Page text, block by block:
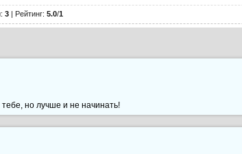
: 3 | Рейтинг: 5.0/1
но лучше и не начинать!